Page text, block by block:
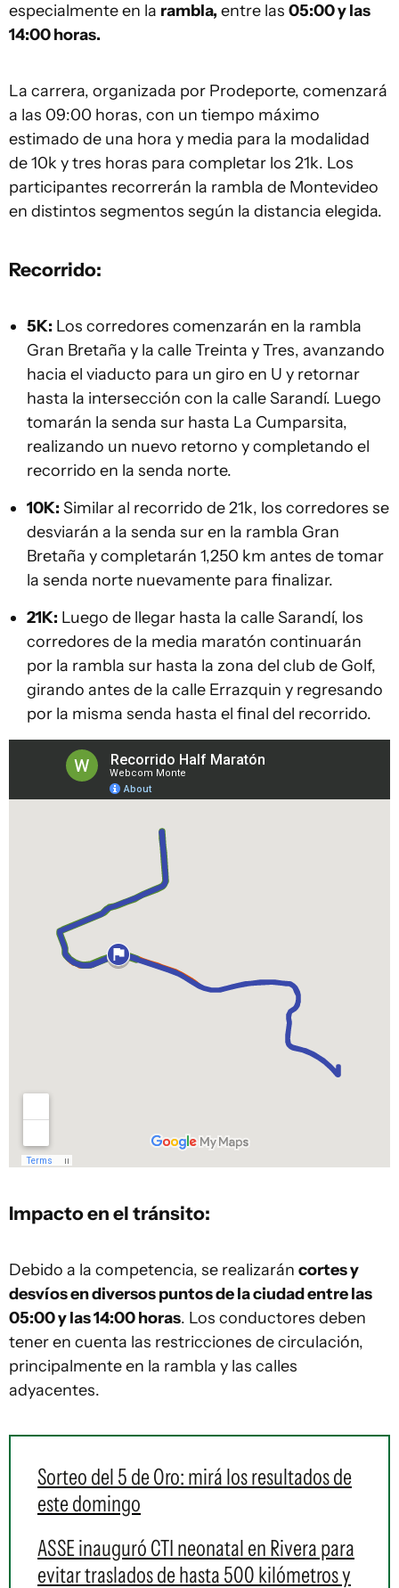
especialmente en la rambla, entre las 05:00 y las
14:00 horas.
La carrera, organizada por Prodeporte, comenzará
a las 09:00 horas, con un tiempo máximo
estimado de una hora y media para la modalidad
de 10k y tres horas para completar los 21k. Los
participantes recorrerán la rambla de Montevideo
en distintos segmentos según la distancia elegida.
Recorrido:
5K: Los corredores comenzarán en la rambla
Gran Bretaña y la calle Treinta y Tres, avanzando
hacia el viaducto para un giro en U y retornar
hasta la intersección con la calle Sarandí. Luego
tomarán la senda sur hasta La Cumparsita,
realizando un nuevo retorno y completando el
recorrido en la senda norte.
10K: Similar al recorrido de 21k, los corredores se
desviarán a la senda sur en la rambla Gran
Bretaña y completarán 1,250 km antes de tomar
la senda norte nuevamente para finalizar.
21K: Luego de llegar hasta la calle Sarandí, los
corredores de la media maratón continuarán
por la rambla sur hasta la zona del club de Golf,
girando antes de la calle Errazquin y regresando
por la misma senda hasta el final del recorrido.
Impacto en el tránsito:
Debido a la competencia, se realizarán cortes y
desvíos en diversos puntos de la ciudad entre las
05:00 y las 14:00 horas. Los conductores deben
tener en cuenta las restricciones de circulación,
principalmente en la rambla y las calles
adyacentes.
Sorteo del 5 de Oro: mirá los resultados de
este domingo
ASSE inauguró CTI neonatal en Rivera para
evitar traslados de hasta 500 kilómetros y